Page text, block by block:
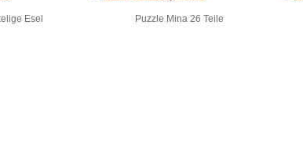
Esel Puzzle Mina 26 Teile